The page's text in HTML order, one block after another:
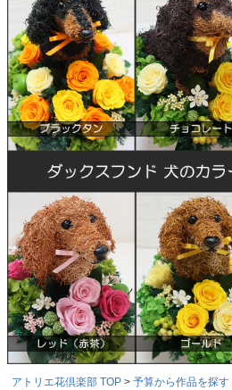
アトリエ花倶楽部 TOP 予算から作品を探す